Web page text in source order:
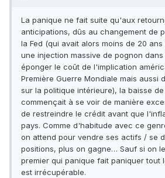
La panique ne fait suite qu'aux
anticipations, dûs au changement de
la Fed (qui avait alors moins de 20
une injection massive de pognon
éponger le coût de l'implication
Première Guerre Mondiale mais aussi
sur la politique intérieure), la baisse
commençait à se voir de manière
de restreindre le crédit avant que
pays. Comme d'habitude avec ce
on attend pour vendre ses actifs / se
positions, plus on gagne… Sauf si on
premier qui panique fait paniquer tout
est irrécupérable.